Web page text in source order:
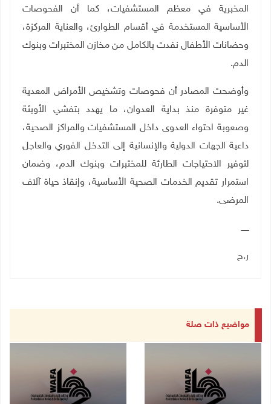
المخبرية في معظم المستشفيات، كما أن الفحوصات
الأساسية المستخدمة في أقسام الطوارئ، والعناية المركزة،
وحضانات الأطفال نفدت بالكامل من مخازن المختبرات وبنوك
الدم.
وأوضحت المصادر أن فحوصات وتشخيص الأمراض المعدية
غير متوفرة منذ بداية العدوان، ما يهدد بتفشي الأوبئة
وصعوبة احتواء العدوى داخل المستشفيات والمراكز الصحية،
داعية الجهات الدولية والإنسانية إلى التدخل الفوري والعاجل
لتوفير الاحتياجات الطارئة للمختبرات وبنوك الدم، وضمان
استمرار تقديم الخدمات الصحية الأساسية، وإنقاذ حياة آلاف
المرضى.
ــــــ
ر.ح
مواضيع ذات صلة